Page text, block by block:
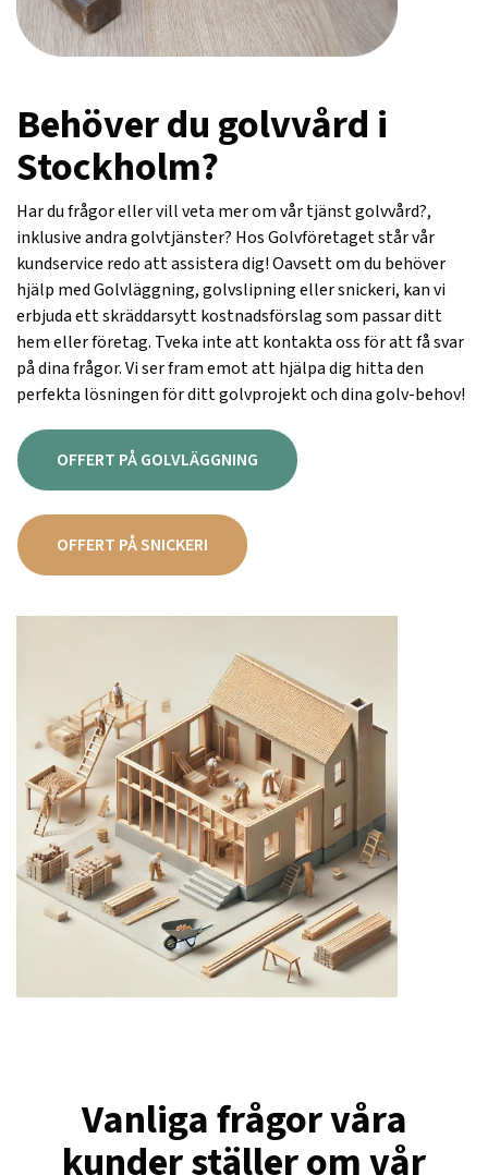
Behöver du golvvård i
Stockholm?
Har du frågor eller vill veta mer om vår tjänst golvvård?,
inklusive andra golvtjänster? Hos Golvföretaget står vår
kundservice redo att assistera dig! Oavsett om du behöver
hjälp med Golvläggning, golvslipning eller snickeri, kan vi
erbjuda ett skräddarsytt kostnadsförslag som passar ditt
hem eller företag. Tveka inte att kontakta oss för att få svar
på dina frågor. Vi ser fram emot att hjälpa dig hitta den
perfekta lösningen för ditt golvprojekt och dina golv-behov!
OFFERT PÅ GOLVLÄGGNING
OFFERT PÅ SNICKERI
Vanliga frågor våra
kunder ställer om vår